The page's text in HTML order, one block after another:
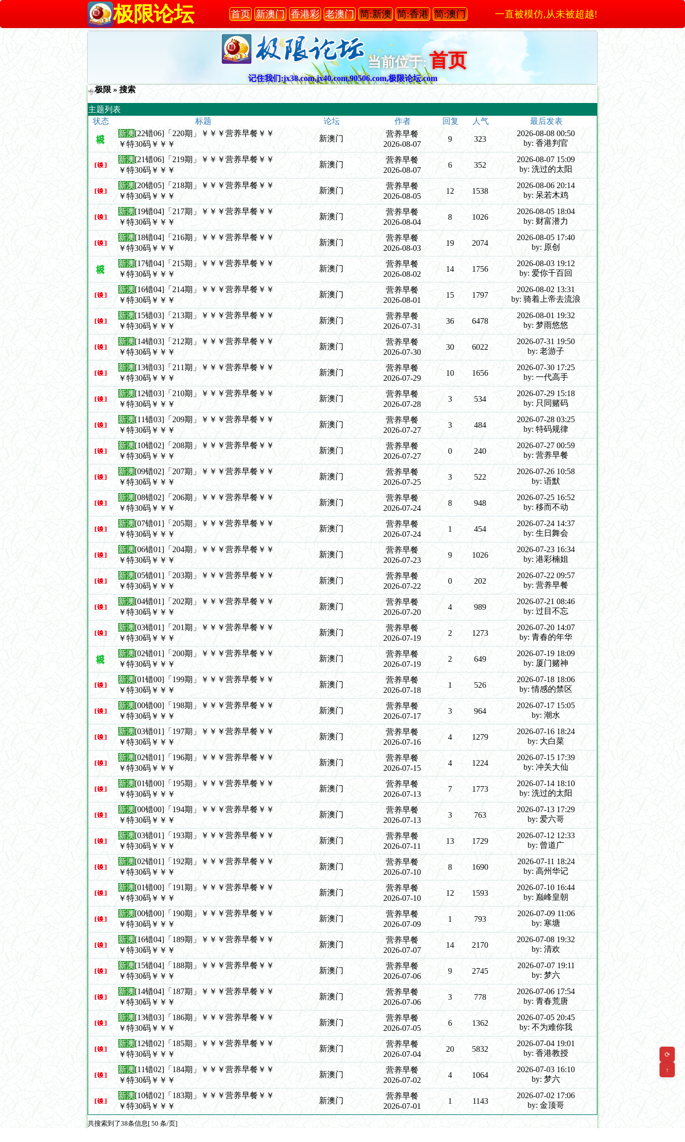
极限论坛 首页 新澳门 香港彩 老澳门 简:新澳 简:香港 简:澳门 一直被模仿,从未被超越!
当前位于: 首页
记住我们:jx38.com,jx40.com,90506.com,极限论坛.com
⟳
↑
极限 » 搜索
主题列表
状态
标题 论坛 作者 回复 人气
最后发表
新澳[22错06]「220期」￥￥￥营养早餐￥￥
￥特30码￥￥￥
新澳门
营养早餐
2026-08-07
9 323
2026-08-08 00:50
by: 香港判官
新澳[21错06]「219期」￥￥￥营养早餐￥￥
￥特30码￥￥￥
新澳门
营养早餐
2026-08-07
6 352
2026-08-07 15:09
by: 洗过的太阳
新澳[20错05]「218期」￥￥￥营养早餐￥￥
￥特30码￥￥￥
新澳门
营养早餐
2026-08-05
12 1538
2026-08-06 20:14
by: 呆若木鸡
新澳[19错04]「217期」￥￥￥营养早餐￥￥
￥特30码￥￥￥
新澳门
营养早餐
2026-08-04
8 1026
2026-08-05 18:04
by: 财富潜力
新澳[18错04]「216期」￥￥￥营养早餐￥￥
￥特30码￥￥￥
新澳门
营养早餐
2026-08-03
19 2074
2026-08-05 17:40
by: 原创
新澳[17错04]「215期」￥￥￥营养早餐￥￥
￥特30码￥￥￥
新澳门
营养早餐
2026-08-02
14 1756
2026-08-03 19:12
by: 爱你千百回
新澳[16错04]「214期」￥￥￥营养早餐￥￥
￥特30码￥￥￥
新澳门
营养早餐
2026-08-01
15 1797
2026-08-02 13:31
by: 骑着上帝去流浪
新澳[15错03]「213期」￥￥￥营养早餐￥￥
￥特30码￥￥￥
新澳门
营养早餐
2026-07-31
36 6478
2026-08-01 19:32
by: 梦雨悠悠
新澳[14错03]「212期」￥￥￥营养早餐￥￥
￥特30码￥￥￥
新澳门
营养早餐
2026-07-30
30 6022
2026-07-31 19:50
by: 老游子
新澳[13错03]「211期」￥￥￥营养早餐￥￥
￥特30码￥￥￥
新澳门
营养早餐
2026-07-29
10 1656
2026-07-30 17:25
by: 一代高手
新澳[12错03]「210期」￥￥￥营养早餐￥￥
￥特30码￥￥￥
新澳门
营养早餐
2026-07-28
3 534
2026-07-29 15:18
by: 只同赌码
新澳[11错03]「209期」￥￥￥营养早餐￥￥
￥特30码￥￥￥
新澳门
营养早餐
2026-07-27
3 484
2026-07-28 03:25
by: 特码规律
新澳[10错02]「208期」￥￥￥营养早餐￥￥
￥特30码￥￥￥
新澳门
营养早餐
2026-07-27
0 240
2026-07-27 00:59
by: 营养早餐
新澳[09错02]「207期」￥￥￥营养早餐￥￥
￥特30码￥￥￥
新澳门
营养早餐
2026-07-25
3 522
2026-07-26 10:58
by: 语默
新澳[08错02]「206期」￥￥￥营养早餐￥￥
￥特30码￥￥￥
新澳门
营养早餐
2026-07-24
8 948
2026-07-25 16:52
by: 移而不动
新澳[07错01]「205期」￥￥￥营养早餐￥￥
￥特30码￥￥￥
新澳门
营养早餐
2026-07-24
1 454
2026-07-24 14:37
by: 生日舞会
新澳[06错01]「204期」￥￥￥营养早餐￥￥
￥特30码￥￥￥
新澳门
营养早餐
2026-07-23
9 1026
2026-07-23 16:34
by: 港彩楠姐
新澳[05错01]「203期」￥￥￥营养早餐￥￥
￥特30码￥￥￥
新澳门
营养早餐
2026-07-22
0 202
2026-07-22 09:57
by: 营养早餐
新澳[04错01]「202期」￥￥￥营养早餐￥￥
￥特30码￥￥￥
新澳门
营养早餐
2026-07-20
4 989
2026-07-21 08:46
by: 过目不忘
新澳[03错01]「201期」￥￥￥营养早餐￥￥
￥特30码￥￥￥
新澳门
营养早餐
2026-07-19
2 1273
2026-07-20 14:07
by: 青春的年华
新澳[02错01]「200期」￥￥￥营养早餐￥￥
￥特30码￥￥￥
新澳门
营养早餐
2026-07-19
2 649
2026-07-19 18:09
by: 厦门赌神
新澳[01错00]「199期」￥￥￥营养早餐￥￥
￥特30码￥￥￥
新澳门
营养早餐
2026-07-18
1 526
2026-07-18 18:06
by: 情感的禁区
新澳[00错00]「198期」￥￥￥营养早餐￥￥
￥特30码￥￥￥
新澳门
营养早餐
2026-07-17
3 964
2026-07-17 15:05
by: 潮水
新澳[03错01]「197期」￥￥￥营养早餐￥￥
￥特30码￥￥￥
新澳门
营养早餐
2026-07-16
4 1279
2026-07-16 18:24
by: 大白菜
新澳[02错01]「196期」￥￥￥营养早餐￥￥
￥特30码￥￥￥
新澳门
营养早餐
2026-07-15
4 1224
2026-07-15 17:39
by: 冲关大仙
新澳[01错00]「195期」￥￥￥营养早餐￥￥
￥特30码￥￥￥
新澳门
营养早餐
2026-07-13
7 1773
2026-07-14 18:10
by: 洗过的太阳
新澳[00错00]「194期」￥￥￥营养早餐￥￥
￥特30码￥￥￥
新澳门
营养早餐
2026-07-13
3 763
2026-07-13 17:29
by: 爱六哥
新澳[03错01]「193期」￥￥￥营养早餐￥￥
￥特30码￥￥￥
新澳门
营养早餐
2026-07-11
13 1729
2026-07-12 12:33
by: 曾道广
新澳[02错01]「192期」￥￥￥营养早餐￥￥
￥特30码￥￥￥
新澳门
营养早餐
2026-07-10
8 1690
2026-07-11 18:24
by: 高州华记
新澳[01错00]「191期」￥￥￥营养早餐￥￥
￥特30码￥￥￥
新澳门
营养早餐
2026-07-10
12 1593
2026-07-10 16:44
by: 巅峰皇朝
新澳[00错00]「190期」￥￥￥营养早餐￥￥
￥特30码￥￥￥
新澳门
营养早餐
2026-07-09
1 793
2026-07-09 11:06
by: 寒塘
新澳[16错04]「189期」￥￥￥营养早餐￥￥
￥特30码￥￥￥
新澳门
营养早餐
2026-07-07
14 2170
2026-07-08 19:32
by: 清欢
新澳[15错04]「188期」￥￥￥营养早餐￥￥
￥特30码￥￥￥
新澳门
营养早餐
2026-07-06
9 2745
2026-07-07 19:11
by: 梦六
新澳[14错04]「187期」￥￥￥营养早餐￥￥
￥特30码￥￥￥
新澳门
营养早餐
2026-07-06
3 778
2026-07-06 17:54
by: 青春荒唐
新澳[13错03]「186期」￥￥￥营养早餐￥￥
￥特30码￥￥￥
新澳门
营养早餐
2026-07-05
6 1362
2026-07-05 20:45
by: 不为难你我
新澳[12错02]「185期」￥￥￥营养早餐￥￥
￥特30码￥￥￥
新澳门
营养早餐
2026-07-04
20 5832
2026-07-04 19:01
by: 香港教授
新澳[11错02]「184期」￥￥￥营养早餐￥￥
￥特30码￥￥￥
新澳门
营养早餐
2026-07-02
4 1064
2026-07-03 16:10
by: 梦六
新澳[10错02]「183期」￥￥￥营养早餐￥￥
￥特30码￥￥￥
新澳门
营养早餐
2026-07-01
1 1143
2026-07-02 17:06
by: 金顶哥
共搜索到了38条信息[ 50 条/页]